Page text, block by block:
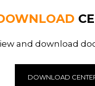
and download
DOWNLOAD